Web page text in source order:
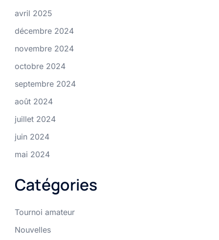
avril 2025
décembre 2024
novembre 2024
octobre 2024
septembre 2024
août 2024
juillet 2024
juin 2024
mai 2024
Catégories
Tournoi amateur
Nouvelles